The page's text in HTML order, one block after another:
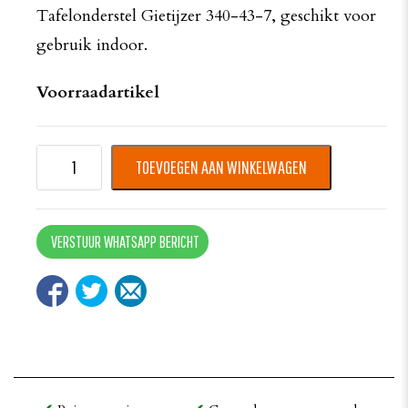
Tafelonderstel Gietijzer 340-43-7, geschikt voor
gebruik indoor.
Voorraadartikel
TOEVOEGEN AAN WINKELWAGEN
VERSTUUR WHATSAPP BERICHT